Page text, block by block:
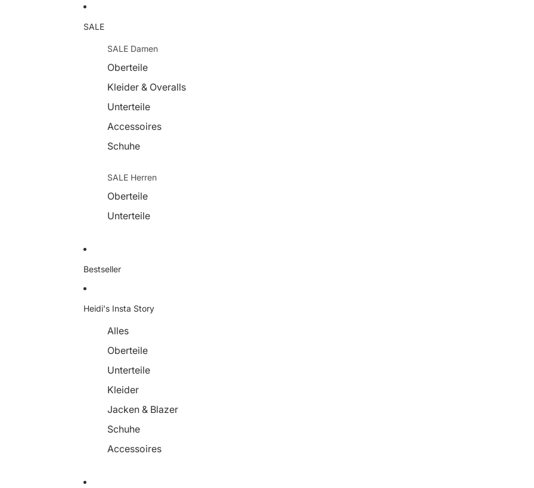
SALE
SALE Damen
Oberteile
Kleider & Overalls
Unterteile
Accessoires
Schuhe
SALE Herren
Oberteile
Unterteile
Bestseller
Heidi's Insta Story
Alles
Oberteile
Unterteile
Kleider
Jacken & Blazer
Schuhe
Accessoires